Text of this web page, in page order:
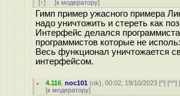
[↑] [к модератору]
Гимп пример ужасного примера
надо уничтожить и стереть как
Интерфейс делался
программистов которые не
Весь функционал уничтожается
интерфейсом.
4.116 ,noc101 (ok), 00:02, 19/10/2023 [^] [^^]
[к модератору]